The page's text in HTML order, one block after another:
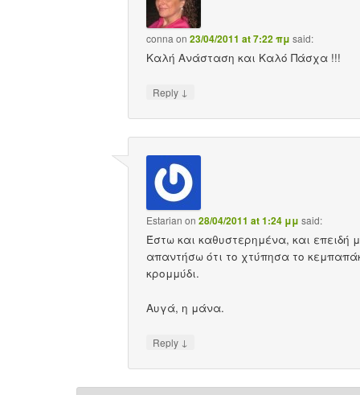
conna on 23/04/2011 at 7:22 πμ said:
Καλή Ανάσταση και Καλό Πάσχα !!!
Reply ↓
Estarian on 28/04/2011 at 1:24 μμ said:
Έστω και καθυστερημένα, και
απαντήσω ότι το χτύπησα το
κρομμύδι.
Αυγά, η μάνα.
Reply ↓